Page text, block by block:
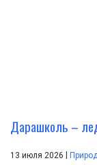
Дарашколь –
13 июля 2026 |